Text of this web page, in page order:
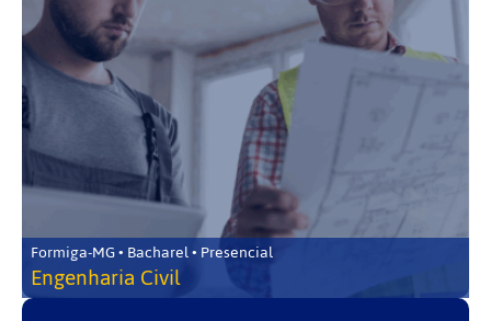
Formiga-MG • Bacharel • Presencial
Engenharia Civil